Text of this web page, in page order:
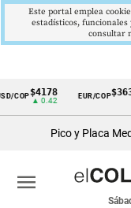
Cintillo
económicos
Colombia
COP$4178
▲ 0.42
EUR/COP$3639
Pico y Placa
menu
Este portal emplea
estadísticos,
consultar